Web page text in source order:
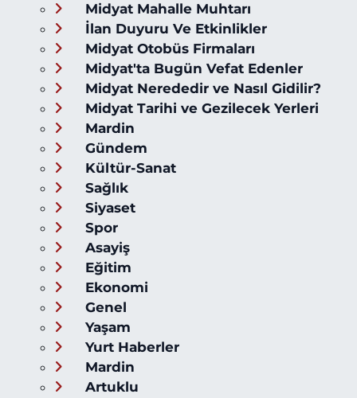
Midyat Mahalle Muhtarı
İlan Duyuru Ve Etkinlikler
Midyat Otobüs Firmaları
Midyat'ta Bugün Vefat Edenler
Midyat Nerededir ve Nasıl Gidilir?
Midyat Tarihi ve Gezilecek Yerleri
Mardin
Gündem
Kültür-Sanat
Sağlık
Siyaset
Spor
Asayiş
Eğitim
Ekonomi
Genel
Yaşam
Yurt Haberler
Mardin
Artuklu